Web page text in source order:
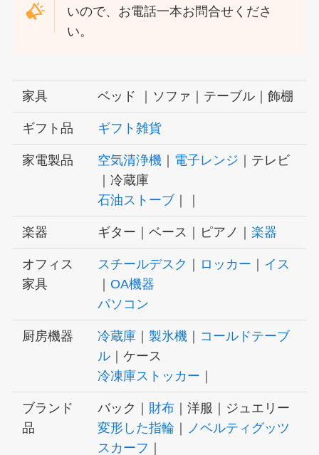
いので、お電話一本お問合せくださ
い。
家具 ベッド ｜ソファ｜テーブル｜飾棚
ギフト品 ギフト雑貨
家電製品 空気清浄機 ｜ 電子レンジ ｜テレビ
｜冷蔵庫
石油ストーブ｜｜
楽器 ギター｜ベース｜ピアノ｜楽器
オフィス
家具
スチールデスク ｜ ロッカー ｜ イス
｜OA機器
パソコン
厨房機器 冷蔵庫 ｜ 製氷機 ｜ コールドテーブ
ル ｜ケース
冷凍庫ストッカー ｜
ブランド
品
バック｜ 財布 ｜洋服｜ジュエリー
変形した指輪 ｜
ノベルティグッツ
スカーフ ｜